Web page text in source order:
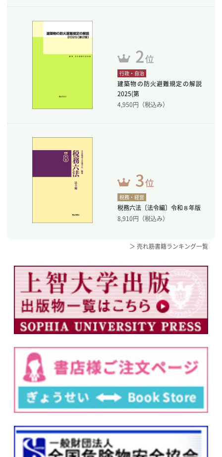
行政・自治
建築物の防火避難規定の解説
2025(第
4,950円（税込み）
税務・経営
税務六法〔法令編〕令和８年版
8,910円（税込み）
＞ 売れ筋書籍ランキング一覧